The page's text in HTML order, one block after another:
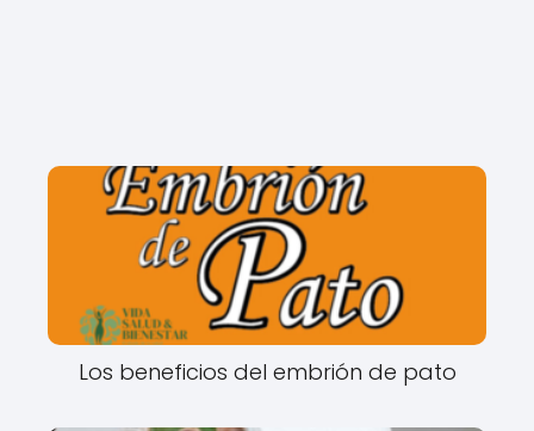
Los beneficios del embrión de pato